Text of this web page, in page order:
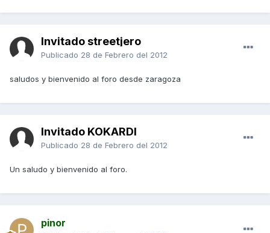
Invitado streetjero
Publicado 28 de Febrero del 2012
saludos y bienvenido al foro desde zaragoza
Invitado KOKARDI
Publicado 28 de Febrero del 2012
Un saludo y bienvenido al foro.
pinor